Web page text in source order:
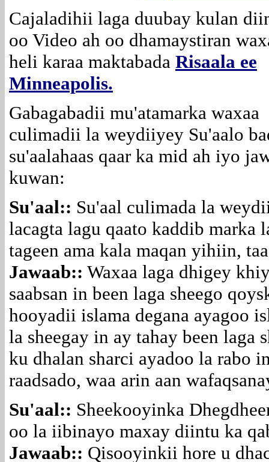
Cajaladihii laga duubay kulan
oo Video ah oo dhamaystiran
heli karaa maktabada Risaala ee
Minneapolis.
Gabagabadii mu'atamarka waxaa
culimadii la weydiiyey Su'aalo
su'aalahaas qaar ka mid ah iyo
kuwan:
Su'aal:: Su'aal culimada la
lacagta lagu qaato kaddib marka
tageen ama kala maqan yihiin,
Jawaab:: Waxaa laga dhigey
saabsan in been laga sheego
hooyadii islama degana ayagoo
la sheegay in ay tahay been laga
ku dhalan sharci ayadoo la rabo
raadsado, waa arin aan
Su'aal:: Sheekooyinka
oo la iibinayo maxay diintu ka
Jawaab:: Qisooyinkii hore u